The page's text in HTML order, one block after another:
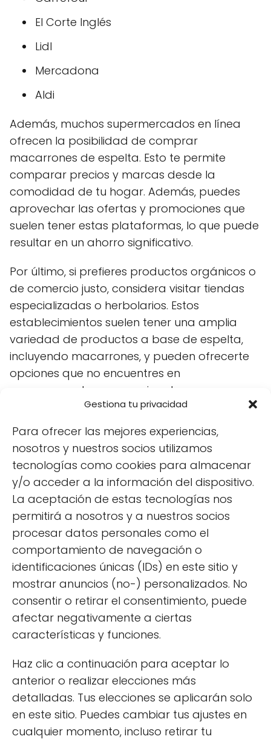
Gestiona tu privacidad
Para ofrecer las mejores experiencias,
nosotros y nuestros socios utilizamos
tecnologías como cookies para almacenar
y/o acceder a la información del dispositivo.
La aceptación de estas tecnologías nos
permitirá a nosotros y a nuestros socios
procesar datos personales como el
comportamiento de navegación o
identificaciones únicas (IDs) en este sitio y
mostrar anuncios (no-) personalizados. No
consentir o retirar el consentimiento, puede
afectar negativamente a ciertas
características y funciones.
Haz clic a continuación para aceptar lo
anterior o realizar elecciones más
detalladas. Tus elecciones se aplicarán solo
en este sitio. Puedes cambiar tus ajustes en
cualquier momento, incluso retirar tu
El Corte Inglés
Lidl
Mercadona
Aldi
Además, muchos supermercados en línea
ofrecen la posibilidad de comprar
macarrones de espelta. Esto te permite
comparar precios y marcas desde la
comodidad de tu hogar. Además, puedes
aprovechar las ofertas y promociones que
suelen tener estas plataformas, lo que puede
resultar en un ahorro significativo.
Por último, si prefieres productos orgánicos o
de comercio justo, considera visitar tiendas
especializadas o herbolarios. Estos
establecimientos suelen tener una amplia
variedad de productos a base de espelta,
incluyendo macarrones, y pueden ofrecerte
opciones que no encuentres en
supermercados convencionales.
Recetas deliciosas con
macarrones de espelta
Losmacarrones de espeltason una
tradicional. Este tipo de pasta, elaborada a
partir de espelta, un antiguo grano que se
cultiva desde hace miles de años, es rica en
proteínas, fibra y minerales. A continuación, te